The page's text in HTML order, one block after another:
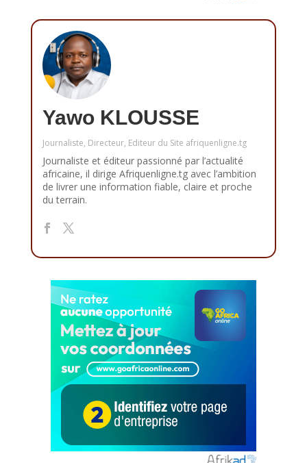
Yawo KLOUSSE
Journaliste, Directeur, Editeur du Site afriquenligne.tg
Journaliste et éditeur passionné par l’actualité
africaine, il dirige Afriquenligne.tg avec l’ambition
de livrer une information fiable, claire et proche
du terrain.